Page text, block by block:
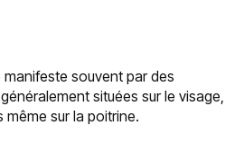
manifeste souvent par des
, généralement situées sur le visage,
sur la poitrine.